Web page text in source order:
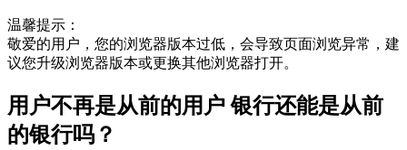
温馨提示：
敬爱的用户，您的浏览器版本过低，会导致页面浏览异常，建
议您升级浏览器版本或更换其他浏览器打开。
用户不再是从前的用户 银行还能是从前
的银行吗？